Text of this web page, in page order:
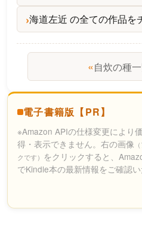
海道左近 の全ての作品を
«自炊の種
電子書籍版【PR】
※Amazon APIの仕様変更により
得・表示できません。右の画像
クです） をクリックすると、
でKindle本の最新情報をご確認い